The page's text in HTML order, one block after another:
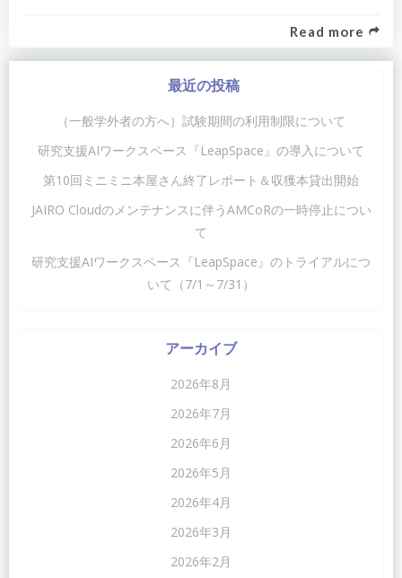
Read more
最近の投稿
（一般学外者の方へ）試験期間の利用制限について
研究支援AIワークスペース『LeapSpace』の導入について
第10回ミニミニ本屋さん終了レポート＆収獲本貸出開始
JAIRO Cloudのメンテナンスに伴うAMCoRの一時停止につい
て
研究支援AIワークスペース『LeapSpace』のトライアルにつ
いて（7/1～7/31）
アーカイブ
2026年8月
2026年7月
2026年6月
2026年5月
2026年4月
2026年3月
2026年2月